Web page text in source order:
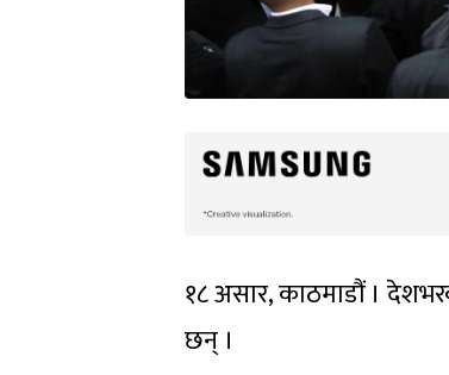
१८ असार, काठमाडौं ।
छन् ।